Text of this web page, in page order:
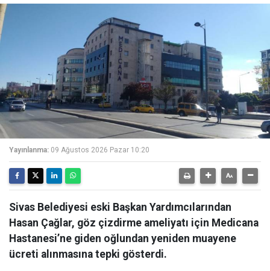
Yayınlanma: 09 Ağustos 2026 Pazar 10:20
Sivas Belediyesi eski Başkan Yardımcılarından
Hasan Çağlar, göz çizdirme ameliyatı için Medicana
Hastanesi’ne giden oğlundan yeniden muayene
ücreti alınmasına tepki gösterdi.